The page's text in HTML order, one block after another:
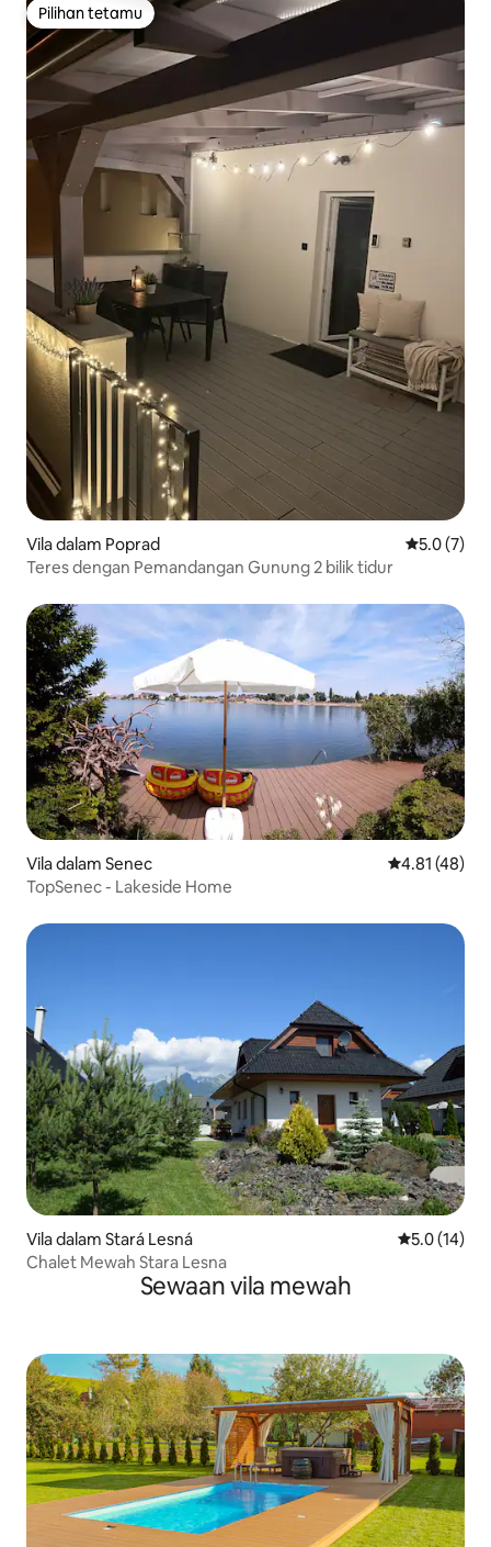
Pilihan tetamu
Pilihan tetamu
Vila dalam Poprad Penarafan
5.0 (7)
Teres dengan Pemandangan Gunung 2 bilik tidur
Vila dalam Senec Penarafan
4.81 (48)
TopSenec - Lakeside Home
Vila dalam Stará Lesná Penarafan
5.0 (14)
Chalet Mewah Stara Lesna
Sewaan vila mewah